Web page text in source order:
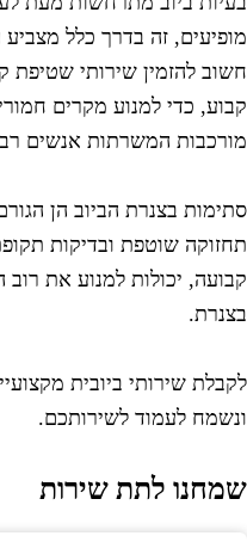
זה בדרך כלל מצביע
להזמין שירותי שטיפת
כדי למנוע מקרים
המשרתות אנשים
בצנרת הביוב הן
שוטפת ובדיקות
יכולות למנוע את רוב
שירותי ביובית
לעמוד לשירותכם.
לתת שירות